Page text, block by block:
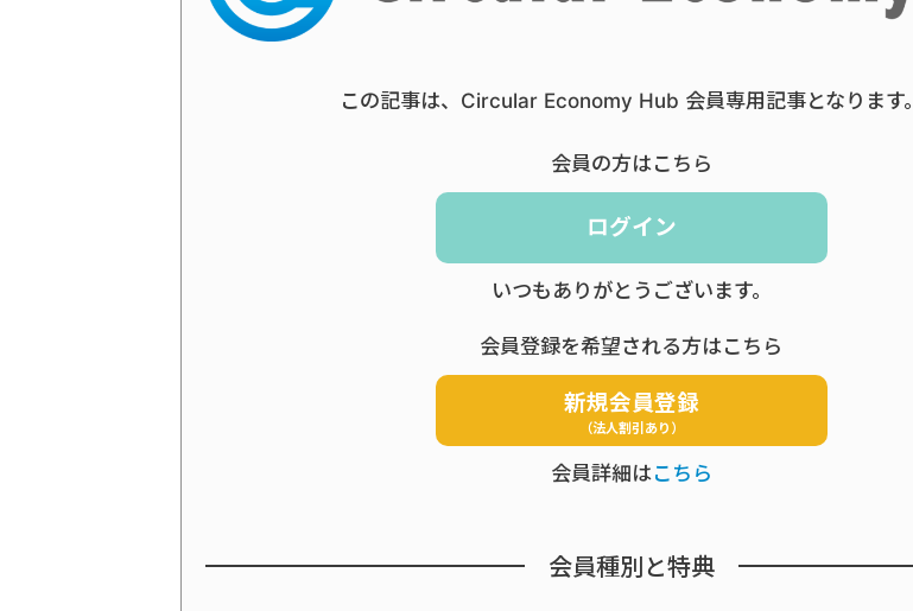
この記事は、Circular Economy Hub 会員専用記事となります。
会員の方はこちら
ログイン
いつもありがとうございます。
会員登録を希望される方はこちら
新規会員登録
（法人割引あり）
会員詳細はこちら
会員種別と特典